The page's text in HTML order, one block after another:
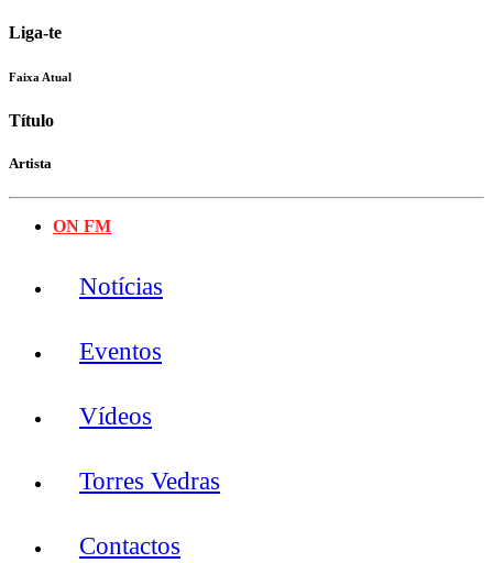
Liga-te
Faixa Atual
Título
Artista
ON FM
Notícias
Eventos
Vídeos
Torres Vedras
Contactos